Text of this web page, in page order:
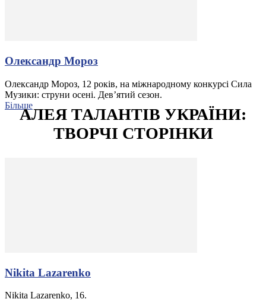
Олександр Мороз
Олександр Мороз, 12 років, на міжнародному конкурсі Сила
Музики: струни осені. Дев’ятий сезон.
БільшеАЛЕЯ ТАЛАНТІВ УКРАЇНИ:
ТВОРЧІ СТОРІНКИ
Nikita Lazarenko
Nikita Lazarenko, 16.